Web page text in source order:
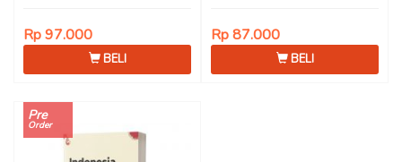
Rp 97.000
BELI
Rp 87.000
BELI
Pre
Order